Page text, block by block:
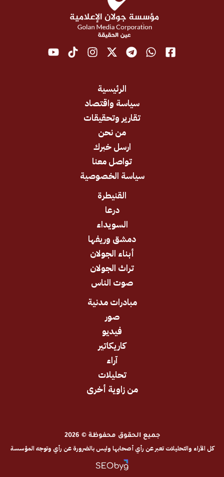
سياسة واقتصاد
تقارير وتحقيقات
ارسل خبرك
تواصل معنا
سياسة الخصوصية
دمشق وريفها
أبناء الجولان
تراث الجولان
صوت الناس
مبادرات مدنية
من زاوية أخرى
جميع الحقوق محفوظة © 2026
تعبر عن رأي أصحابها وليس بالضرورة عن رأي وتوجه المؤسسة